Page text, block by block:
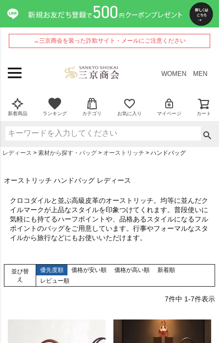
→三京商会を装った詐欺サイト・メールにご注意ください
WOMEN MEN
新着商品 ランキング カテゴリ お気に入り マイページ カート
レディース 素材から探す・バッグ オーストリッチ ハンドバッグ
オーストリッチ ハンドバッグ レディース
クロコダイルと並ぶ高級皮革のオーストリッチ。均等に並んだク
イルマークが上品なスタイルを印象つけてくれます。普段使いに
気軽にも持てるハーフポイントや、品格あるスタイルになるフル
ポイントのバッグをご用意しています。行事やフォーマルなスタ
イルから旅行などにもお使いいただけます。
並び替
え
優先度順 価格が安い順 価格が高い順
新着順
レビュー順
7件中 1-7件表示